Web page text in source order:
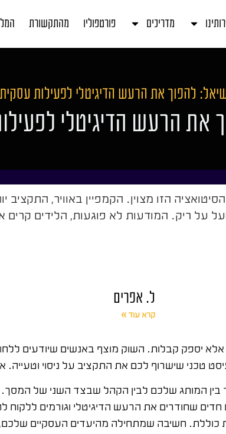
מדריכים פורטפוליו מהתקשורת
להפוך את הרעש הדיגיטלי לפעילות
את הרעש הדיגיטלי
הזו מצוין. הקמפיין באוויר, התקציב
ריק. המודעות לא פוגעות, הלידים קרים או
ל. אפרים
קרא עוד »
יספק קבלות. השוק מוצף באנשים שיודעים
טכני שישרוף לכם את התקציב על ניסוי וטעייה.
שחודרים את הרעש הדיגיטלי וגורמים
כוללת. חשיבה שמתחילה מהיעדים העסקיים